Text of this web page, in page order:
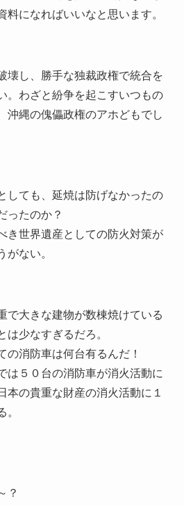
料になればいいなと思います。
壊し、勝手な独裁政権で統合を
。わざと紛争を起こすいつもの
沖縄の傀儡政権のアホどもでし
しても、延焼は防げなかったの
ったのか？
き世界遺産としての防火対策が
がない。
で大きな建物が数棟焼けている
は少なすぎるだろ。
の消防車は何台有るんだ！
は５０台の消防車が消火活動に
本の貴重な財産の消火活動に１
。
？